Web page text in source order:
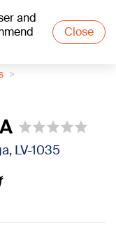
and
Close
LV-1035